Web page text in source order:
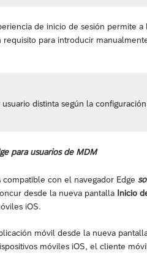
de inicio de sesión permite a
para introducir
distinta según la
para usuarios de MDM
con el navegador Edge
desde la nueva pantalla Inicio
iOS.
móvil desde la nueva
móviles iOS, el cliente